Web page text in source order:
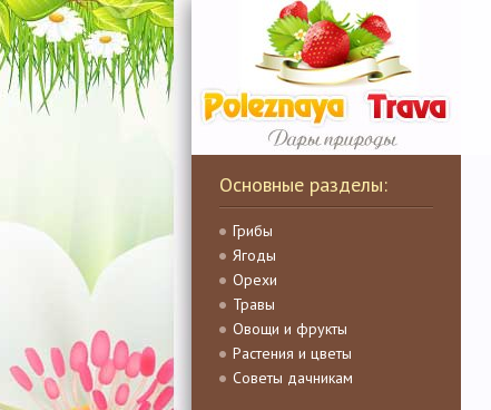
Основные разделы:
Грибы
Ягоды
Орехи
Травы
Овощи и фрукты
Растения и цветы
Советы дачникам